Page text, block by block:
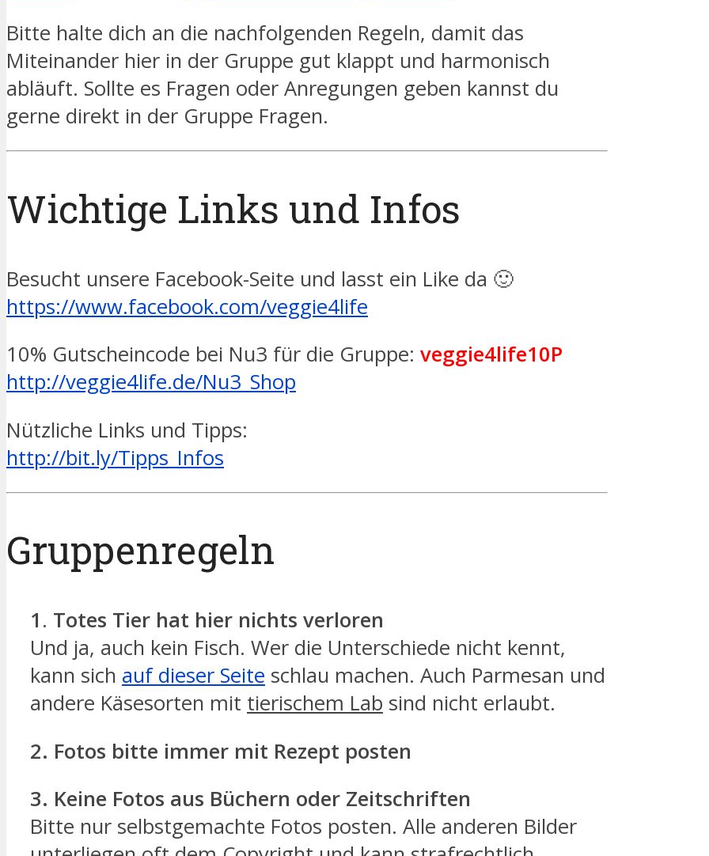
Bitte halte dich an die nachfolgenden Regeln, damit das
Miteinander hier in der Gruppe gut klappt und harmonisch
abläuft. Sollte es Fragen oder Anregungen geben kannst du
gerne direkt in der Gruppe Fragen.
Wichtige Links und Infos
Besucht unsere Facebook-Seite und lasst ein Like da 🙂
https://www.facebook.com/veggie4life
10% Gutscheincode bei Nu3 für die Gruppe: veggie4life10P
http://veggie4life.de/Nu3_Shop
Nützliche Links und Tipps:
http://bit.ly/Tipps_Infos
Gruppenregeln
1 . Totes Tier hat hier nichts verloren
Und ja, auch kein Fisch. Wer die Unterschiede nicht kennt,
kann sich auf dieser Seite schlau machen. Auch Parmesan und
andere Käsesorten mit tierischem Lab sind nicht erlaubt.
2. Fotos bitte immer mit Rezept posten
3. Keine Fotos aus Büchern oder Zeitschriften
Bitte nur selbstgemachte Fotos posten. Alle anderen Bilder